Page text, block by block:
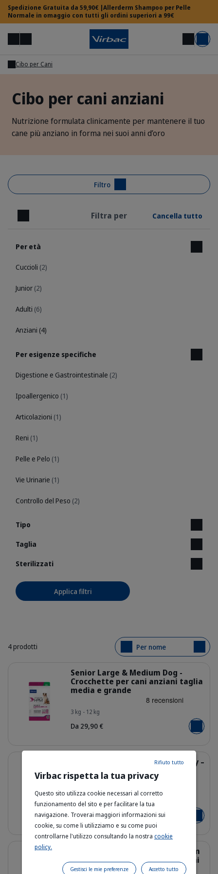
Spedizione Gratuita da 59,90€ |Allerderm Shampoo per Pelle
Normale in omaggio con tutti gli ordini superiori a 99€
MenuCerca Il mio account Carrello
Hai bisogno di aiuto?
Cibo per Cani
Cibo per cani anziani
Nutrizione formulata clinicamente per mantenere il tuo
cane più anziano in forma nei suoi anni d’oro
Filtro
Chiudi Filtra per Cancella tutto
Per età
Cuccioli (2)
Junior (2)
Adulti (6)
Anziani (4)
Per esigenze specifiche
Digestione e Gastrointestinale (2)
Ipoallergenico (1)
Articolazioni (1)
Reni (1)
Pelle e Pelo (1)
Vie Urinarie (1)
Controllo del Peso (2)
Tipo
Taglia
Sterilizzati
Applica filtri
4 prodotti Per nome
Senior Large & Medium Dog -
Crocchette per cani anziani taglia
media e grande
3 kg - 12 kg
Da 29,90 €
HQ_HPM_Packaging-without-
Senior Neutered Dog Small & Toy –
Crocchette per cani anziani
sterilizzati
1.5 kg - 3 kg - 7 kg
Da 17,90 €
Senior Neutered Large & Medium
Dog - Crocchette per cani anziani
sterilizzati di taglia media e
Virbac rispetta la tua privacy
Questo sito utilizza cookie necessari al corretto
funzionamento del sito e per facilitare la tua
navigazione. Troverai maggiori informazioni sui
cookie, su come li utilizziamo e su come puoi
controllarne l'utilizzo consultando la nostra cookie
policy.
Rifiuto tutto
Accetto tutto
Gestisci le mie preferenze